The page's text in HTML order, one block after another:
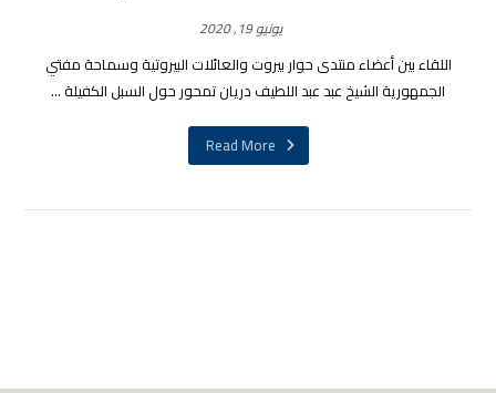
يونيو 19, 2020
اللقاء بين أعضاء منتدى حوار بيروت والعائلات البيروتية وسماحة مفتي
الجمهورية الشيخ عبد عبد اللطيف دريان تمحور حول السبل الكفيلة ...
Read More